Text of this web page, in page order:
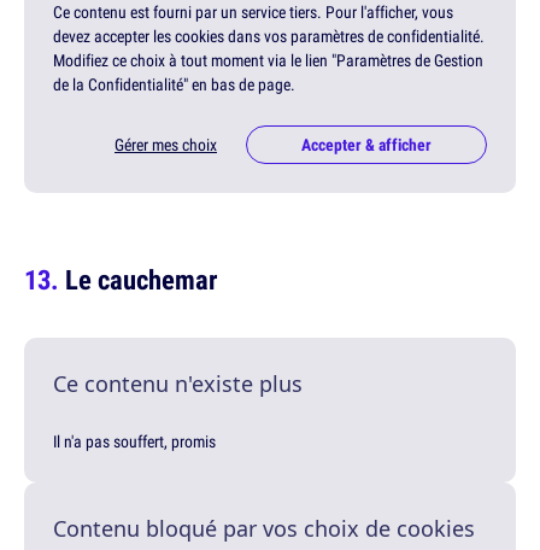
Ce contenu est fourni par un service tiers. Pour l'afficher, vous
devez accepter les cookies dans vos paramètres de confidentialité.
Modifiez ce choix à tout moment via le lien "Paramètres de Gestion
de la Confidentialité" en bas de page.
Gérer mes choix Accepter & afficher
Le cauchemar
Ce contenu n'existe plus
Il n'a pas souffert, promis
Contenu bloqué par vos choix de cookies